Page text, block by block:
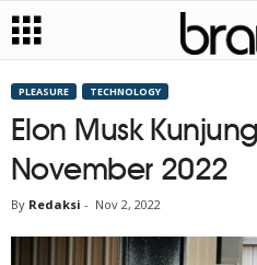
PLEASURE TECHNOLOGY
Elon Musk
November 2022
By Redaksi - Nov 2, 2022